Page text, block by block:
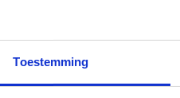
Toestemming